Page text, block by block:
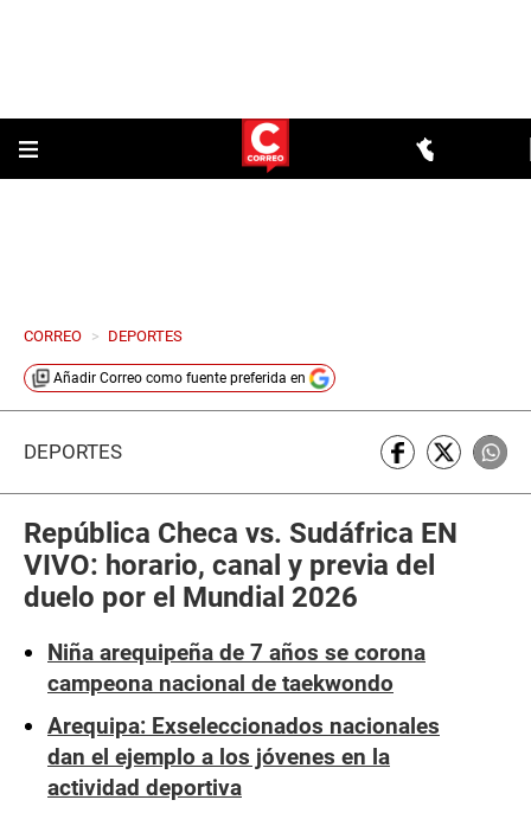
CORREO > DEPORTES
Añadir Correo como fuente preferida en
DEPORTES
República Checa vs. Sudáfrica EN
VIVO: horario, canal y previa del
duelo por el Mundial 2026
Niña arequipeña de 7 años se corona
campeona nacional de taekwondo
Arequipa: Exseleccionados nacionales
dan el ejemplo a los jóvenes en la
actividad deportiva